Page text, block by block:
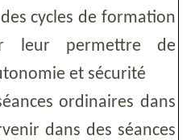
cycles de formation
leur permettre de
et sécurité
ordinaires dans
dans des séances